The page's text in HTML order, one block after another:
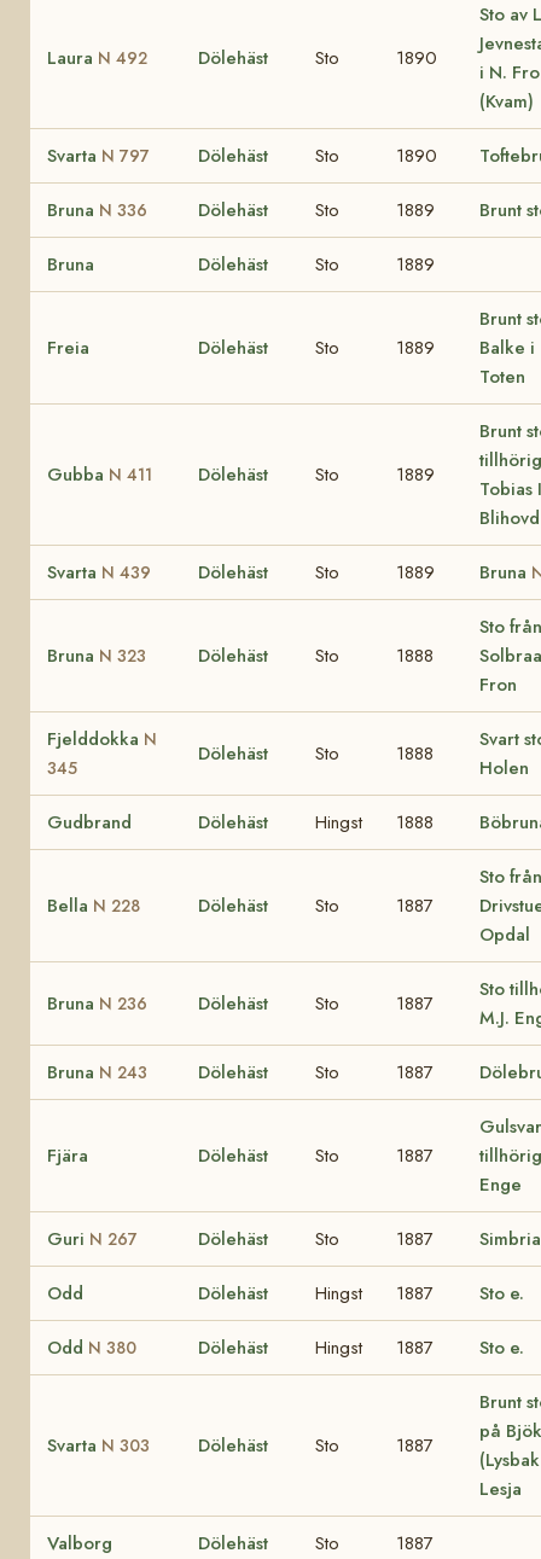
Laura N 492 Dölehäst Sto 1890
Sto av
i N.
(Kvam)
Svarta N 797 Dölehäst Sto 1890
Bruna N 336 Dölehäst Sto 1889 Brunt
Bruna Dölehäst Sto 1889
Freia Dölehäst Sto 1889
Brunt
Balke i
Toten
Gubba N 411 Dölehäst Sto 1889
Brunt
tillhörig
Tobias
Svarta N 439 Dölehäst Sto 1889 Bruna
Bruna N 323 Dölehäst Sto 1888
Sto från
Fron
Fjelddokka N
345
Dölehäst Sto 1888
Svart
Holen
Gudbrand Dölehäst Hingst 1888
Bella N 228 Dölehäst Sto 1887
Sto från
Opdal
Bruna N 236 Dölehäst Sto 1887
Sto
M.J.
Bruna N 243 Dölehäst Sto 1887
Fjära Dölehäst Sto 1887
Enge
Guri N 267 Dölehäst Sto 1887 Simbria
Odd Dölehäst Hingst 1887 Sto e.
Odd N 380 Dölehäst Hingst 1887 Sto e.
Svarta N 303 Dölehäst Sto 1887
Brunt
på
Lesja
Valborg Dölehäst Sto 1887